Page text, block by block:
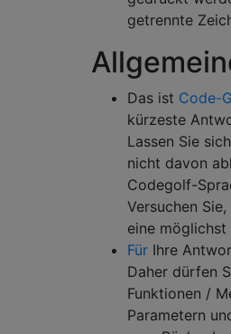
getrennte
Das ist Code-
kürzeste
Lassen Sie
nicht davon
Codegolf-
Versuchen
eine
Für Ihre
Daher dürfen
Funktionen /
Parametern